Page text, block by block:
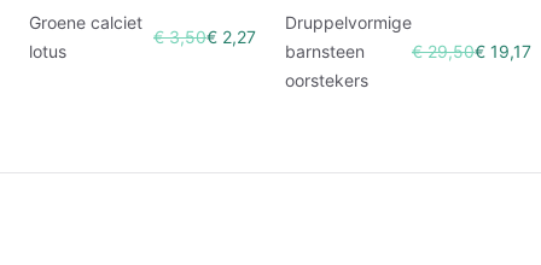
Groene calciet
lotus
€ 3,50€ 2,27
Druppelvormige
barnsteen
oorstekers
€ 29,50€ 19,17